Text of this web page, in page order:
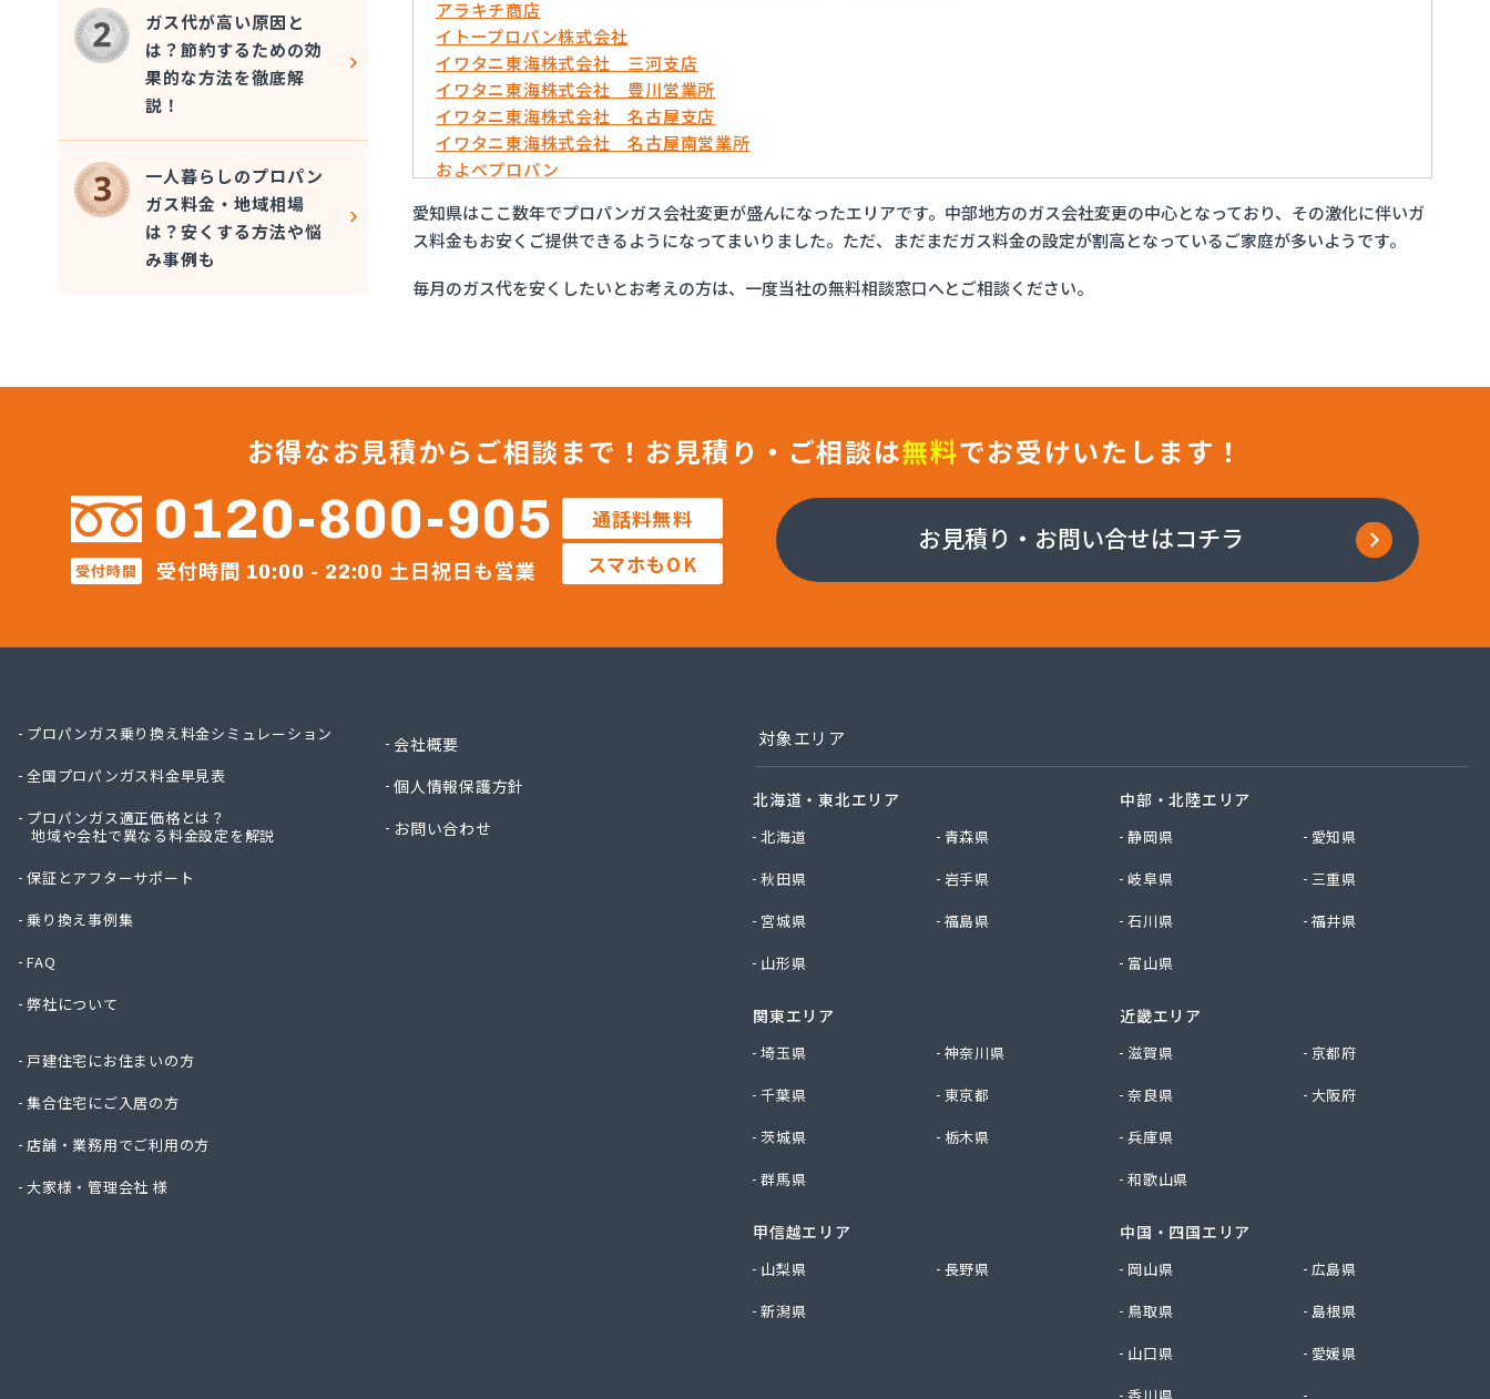
アラキチ商店
イトープロパン株式会社
イワタニ東海株式会社 三河支店
イワタニ東海株式会社 豊川営業所
イワタニ東海株式会社 名古屋支店
イワタニ東海株式会社 名古屋南営業所
およべプロパン
ガステックサービス株式会社 安城営業所
ガステックサービス株式会社 西三河支店
ガステックサービス株式会社 岡崎営業所
ガステックサービス株式会社 蒲郡営業所
ガステックサービス株式会社 西尾営業所
ガステックサービス株式会社 尾張支店 春日井営業所
ガステックサービス株式会社 豊川営業所
カネテン商店
かね安商店
カネ庄津島店
サンダイ燃料店
ダイイチガスコム株式会社 尾張営業所
チリウヒーターサービス
ニイミガス株式会社
ニイミ産業株式会社 ホームガス 名古屋西営業所
愛知県はここ数年でプロパンガス会社変更が盛んになったエリアです。中部地方のガス会社変更の中心となっており、その激化に伴いガ
ス料金もお安くご提供できるようになってまいりました。ただ、まだまだガス料金の設定が割高となっているご家庭が多いようです。
毎月のガス代を安くしたいとお考えの方は、一度当社の無料相談窓口へとご相談ください。
ガス代が高い原因と
は？節約するための効
果的な方法を徹底解
説！
一人暮らしのプロパン
ガス料金・地域相場
は？安くする方法や悩
み事例も
お得なお見積からご相談まで！ お見積り・ご相談は無料でお受けいたします！
0120-800-905
受付時間 受付時間 10:00 - 22:00 土日祝日も営業
通話料無料
スマホもOK
お見積り・お問い合せはコチラ
プロパンガス乗り換え料金シミュレーション
全国プロパンガス料金早見表
プロパンガス適正価格とは？
地域や会社で異なる料金設定を解説
保証とアフターサポート
乗り換え事例集
FAQ
弊社について
戸建住宅にお住まいの方
集合住宅にご入居の方
店舗・業務用でご利用の方
大家様・管理会社 様
会社概要
個人情報保護方針
お問い合わせ
対象エリア
北海道・東北エリア
北海道
青森県
秋田県
岩手県
宮城県
福島県
山形県
関東エリア
埼玉県
神奈川県
千葉県
東京都
茨城県
栃木県
群馬県
甲信越エリア
山梨県
長野県
新潟県
中部・北陸エリア
静岡県
愛知県
岐阜県
三重県
石川県
福井県
富山県
近畿エリア
滋賀県
京都府
奈良県
大阪府
兵庫県
和歌山県
中国・四国エリア
岡山県
広島県
鳥取県
島根県
山口県
愛媛県